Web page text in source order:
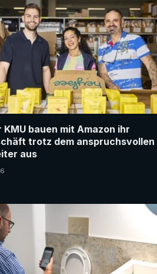
bauen mit Amazon ihr
trotz dem anspruchsvollen
aus